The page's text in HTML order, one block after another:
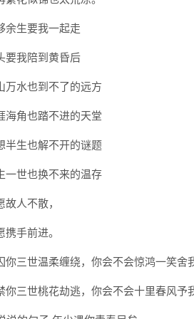
余生要我一起走
要我陪到黄昏后
万水也到不了的远方
海角也踏不进的天堂
半生也解不开的谜题
一世也换不来的温存
人不散，
手前进。
你三世温柔缠绕，你会不会惊鸿一笑舍
你三世桃花劫逃，你会不会十里春风予